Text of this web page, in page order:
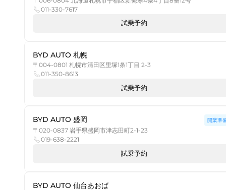
011-330-7617
試乗予約
BYD AUTO 札幌
〒004-0801 札幌市清田区里塚1条1丁目 2-3
011-350-8613
試乗予約
BYD AUTO 盛岡 開業準
〒020-0837 岩手県盛岡市津志田町2-1-23
019-638-2221
試乗予約
BYD AUTO 仙台あおば